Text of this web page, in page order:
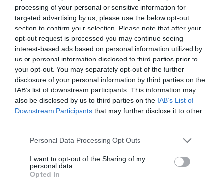
processing of your personal or sensitive information for
targeted advertising by us, please use the below opt-out
section to confirm your selection. Please note that after your
opt-out request is processed you may continue seeing
interest-based ads based on personal information utilized by
us or personal information disclosed to third parties prior to
your opt-out. You may separately opt-out of the further
disclosure of your personal information by third parties on the
IAB’s list of downstream participants. This information may
also be disclosed by us to third parties on the IAB’s List of
Downstream Participants that may further disclose it to other
Personal Data Processing Opt Outs
I want to opt-out of the Sharing of my
personal data.
Opted In